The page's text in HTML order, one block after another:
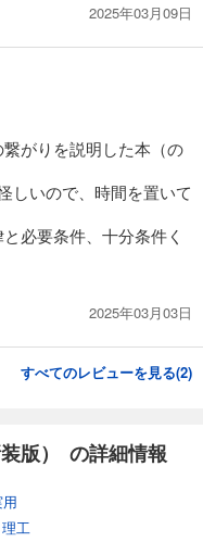
2025年03月09日
がりを説明した本（の
しいので、時間を置いて
必要条件、十分条件く
2025年03月03日
すべてのレビューを見る(2)
版） の詳細情報
理工